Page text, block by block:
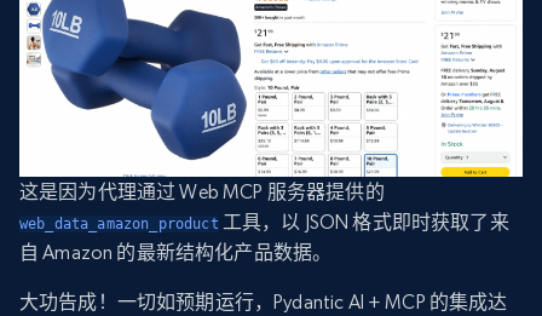
这是因为代理通过 Web MCP 服务器提供的
web_data_amazon_product工具，以 JSON 格式即时获取了来
自 Amazon 的最新结构化产品数据。
大功告成！一切如预期运行，Pydantic AI + MCP 的集成达